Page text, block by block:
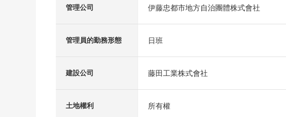
管理公司 伊藤忠都市地方自治團體株式會社
管理員的勤務形態 日班
建設公司 藤田工業株式會社
土地權利 所有權